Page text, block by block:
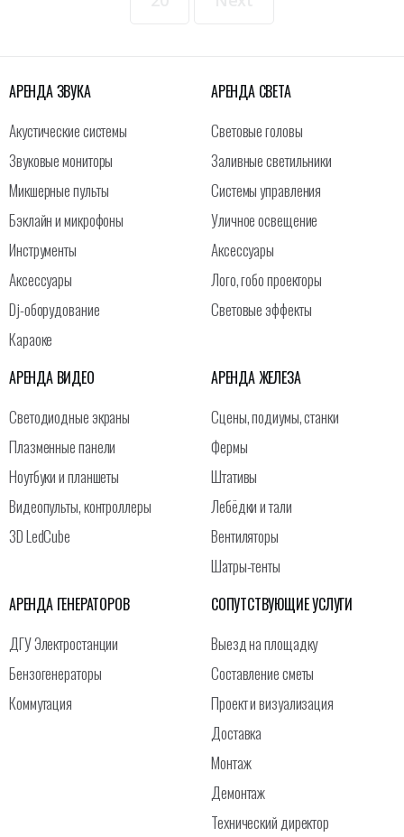
АРЕНДА ЗВУКА
Акустические системы
Звуковые мониторы
Микшерные пульты
Бэклайн и микрофоны
Инструменты
Аксессуары
Dj-оборудование
Караоке
АРЕНДА СВЕТА
Световые головы
Заливные светильники
Системы управления
Уличное освещение
Аксессуары
Лого, гобо проекторы
Световые эффекты
АРЕНДА ВИДЕО
Светодиодные экраны
Плазменные панели
Ноутбуки и планшеты
Видеопульты, контроллеры
3D LedCube
АРЕНДА ЖЕЛЕЗА
Сцены, подиумы, станки
Фермы
Штативы
Лебёдки и тали
Вентиляторы
Шатры-тенты
АРЕНДА ГЕНЕРАТОРОВ
ДГУ Электростанции
Бензогенераторы
Коммутация
СОПУТСТВУЮЩИЕ УСЛУГИ
Выезд на площадку
Составление сметы
Проект и визуализация
Доставка
Монтаж
Демонтаж
Технический директор